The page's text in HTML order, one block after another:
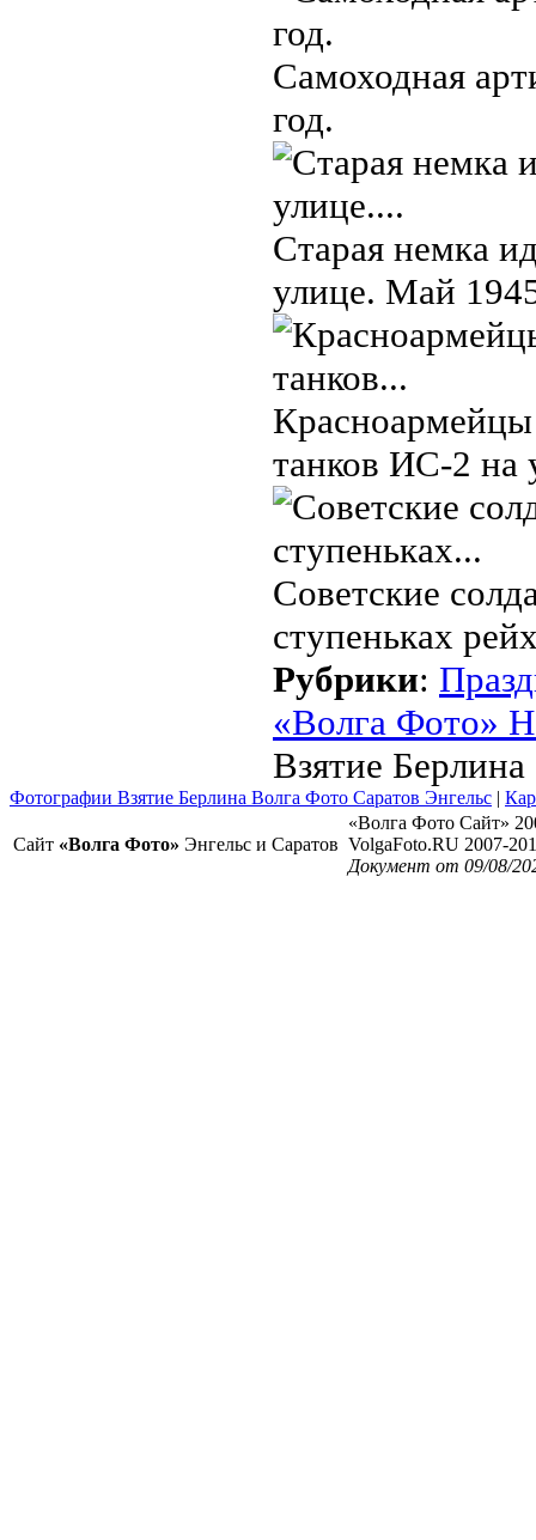
Самоходная
год.
Старая немка
улице. Май
танков ИС-2 на
Советские
ступеньках
Рубрики:
«Волга Фото»
Взятие
Фотографии Взятие Берлина Волга Фото Саратов Энгельс |
Сайт «Волга Фото» Энгельс и Саратов
«Волга Фото Сайт»
VolgaFoto.RU 2007-
Документ от 09/08/